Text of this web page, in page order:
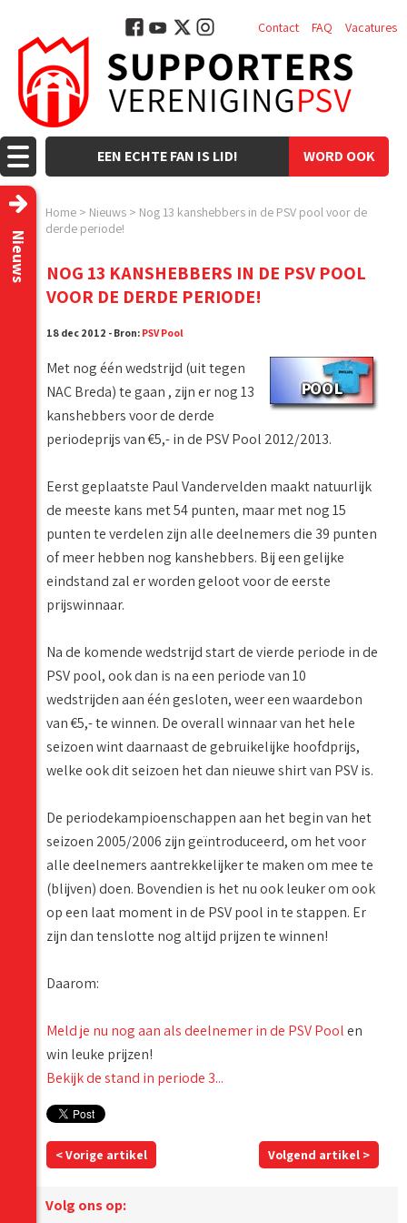
WORD OOK
EEN ECHTE FAN IS LID!
Contact FAQ Vacatures
Home > Nieuws > Nog 13 kanshebbers in de PSV pool voor de
derde periode!
Nieuws
NOG 13 KANSHEBBERS IN DE PSV POOL
VOOR DE DERDE PERIODE!
18 dec 2012 - Bron: PSV Pool
Met nog één wedstrijd (uit tegen
NAC Breda) te gaan , zijn er nog 13
kanshebbers voor de derde
periodeprijs van €5,- in de PSV Pool 2012/2013.
Eerst geplaatste Paul Vandervelden maakt natuurlijk
de meeste kans met 54 punten, maar met nog 15
punten te verdelen zijn alle deelnemers die 39 punten
of meer hebben nog kanshebbers. Bij een gelijke
eindstand zal er worden geloot voor de eerste
prijswinnaar.
Na de komende wedstrijd start de vierde periode in de
PSV pool, ook dan is na een periode van 10
wedstrijden aan één gesloten, weer een waardebon
van €5,- te winnen. De overall winnaar van het hele
seizoen wint daarnaast de gebruikelijke hoofdprijs,
welke ook dit seizoen het dan nieuwe shirt van PSV is.
De periodekampioenschappen aan het begin van het
seizoen 2005/2006 zijn geïntroduceerd, om het voor
alle deelnemers aantrekkelijker te maken om mee te
(blijven) doen. Bovendien is het nu ook leuker om ook
op een laat moment in de PSV pool in te stappen. Er
zijn dan tenslotte nog altijd prijzen te winnen!
Daarom:
Meld je nu nog aan als deelnemer in de PSV Poolen
win leuke prijzen!
Bekijk de stand in periode 3...
< Vorige artikel Volgend artikel >
Volg ons op: